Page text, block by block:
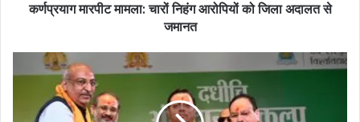
कर्णप्रयाग मारपीट मामला: चारों निहंग आरोपियों को जिला अदालत से
जमानत